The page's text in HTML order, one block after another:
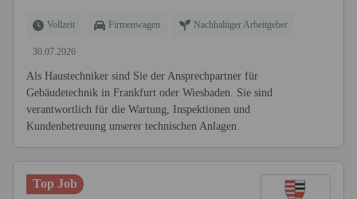
Vollzeit Firmenwagen Nachhaltiger Arbeitgeber
30.07.2026
Als Haustechniker sind Sie der Ansprechpartner für
Gebäudetechnik in Frankfurt oder Wiesbaden. Sie sind
verantwortlich für die Wartung, Inspektionen und
Kundenbetreuung unserer technischen Anlagen.
Top Job